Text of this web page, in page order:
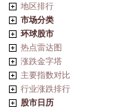
地区排行
市场分类
环球股市
热点雷达图
涨跌金字塔
主要指数对比
行业涨跌排行
股市日历